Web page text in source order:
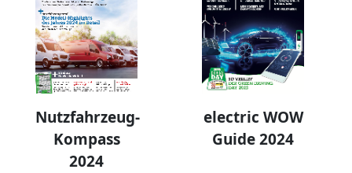
Nutzfahrzeug-
Kompass
2024
electric WOW
Guide 2024